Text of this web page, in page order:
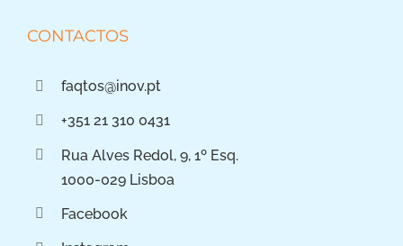
CONTACTOS
faqtos@inov.pt
+351 21 310 0431
Rua Alves Redol, 9, 1º Esq.
1000-029 Lisboa
Facebook